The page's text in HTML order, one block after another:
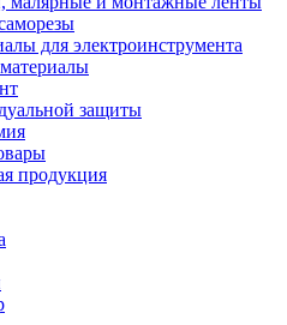
для электроинструмента
защиты
продукция